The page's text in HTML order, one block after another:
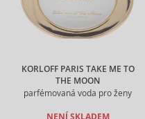
KORLOFF PARIS TAKE ME TO
THE MOON
parfémovaná voda pro ženy